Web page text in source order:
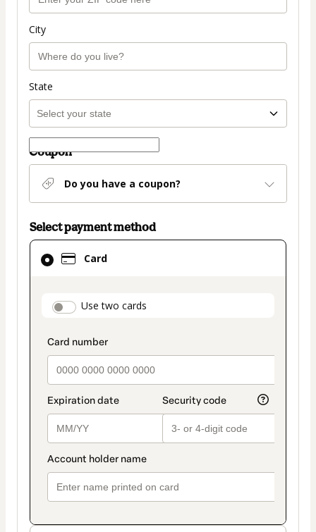
City
State
Coupon
Do you have a coupon?
Select payment method
Card
payment_data.section_title_v2
Use two cards
Card
selected
method